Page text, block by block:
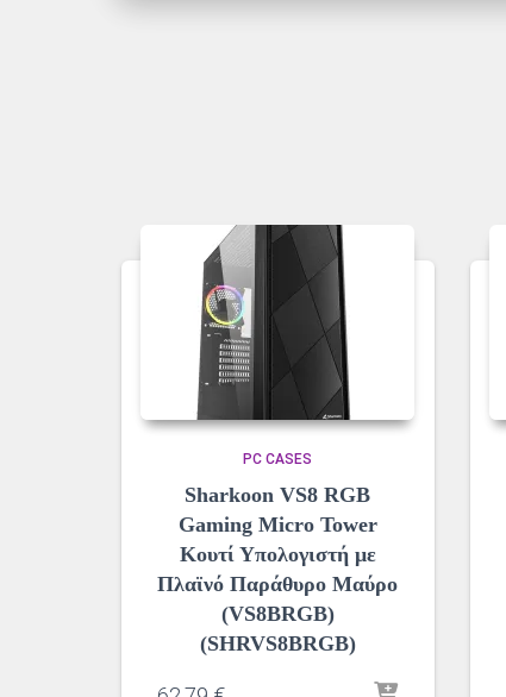
PC CASES
Sharkoon VS8 RGB
Gaming Micro Tower
Κουτί Υπολογιστή με
Πλαϊνό Παράθυρο Μαύρο
(VS8BRGB)
(SHRVS8BRGB)